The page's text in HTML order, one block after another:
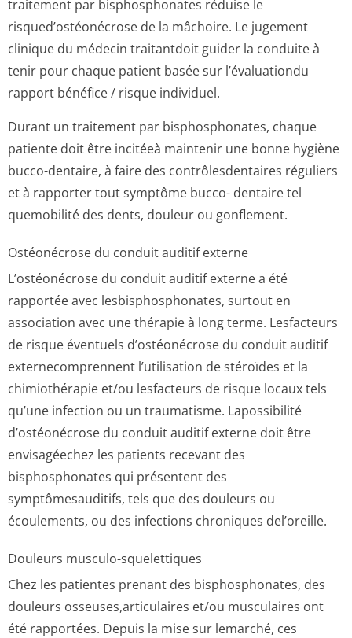
traitement par bisphosphonates réduise le
risqued’ostéo­nécrose de la mâchoire. Le jugement
clinique du médecin traitantdoit guider la conduite à
tenir pour chaque patient basée sur l’évaluationdu
rapport bénéfice / risque individuel.
Durant un traitement par bisphosphonates, chaque
patiente doit être incitéeà maintenir une bonne hygiène
bucco-dentaire, à faire des contrôlesdentaires réguliers
et à rapporter tout symptôme bucco- dentaire tel
quemobilité des dents, douleur ou gonflement.
Ostéonécrose du conduit auditif externe
L’ostéonécrose du conduit auditif externe a été
rapportée avec lesbisphosphonates, surtout en
association avec une thérapie à long terme. Lesfacteurs
de risque éventuels d’ostéonécrose du conduit auditif
externecomprennent l’utilisation de stéroïdes et la
chimiothérapie et/ou lesfacteurs de risque locaux tels
qu’une infection ou un traumatisme. Lapossibilité
d’ostéonécrose du conduit auditif externe doit être
envisagéechez les patients recevant des
bisphosphonates qui présentent des
symptômesauditifs, tels que des douleurs ou
écoulements, ou des infections chroniques del’oreille.
Douleurs musculo-squelettiques
Chez les patientes prenant des bisphosphonates, des
douleurs osseuses,arti­culaires et/ou musculaires ont
été rapportées. Depuis la mise sur lemarché, ces